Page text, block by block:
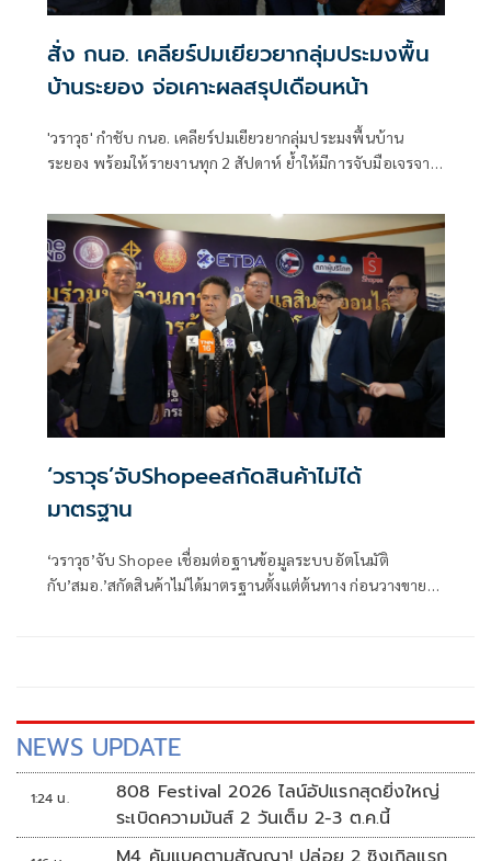
สั่ง กนอ. เคลียร์ปมเยียวยากลุ่มประมงพื้น
บ้านระยอง จ่อเคาะผลสรุปเดือนหน้า
'วราวุธ' กำชับ กนอ. เคลียร์ปมเยียวยากลุ่มประมงพื้นบ้าน
ระยอง พร้อมให้รายงานทุก 2 สัปดาห์ ย้ำให้มีการจับมือเจรจา
ไม่เป็นไปในทิศทางเดียวกัน ด้าน 'สุเมธ' รับลูกเร่งตรวจสิทธิเคาะ
ผลสรุปเดือนหน้า
‘วราวุธ’จับShopeeสกัดสินค้าไม่ได้
มาตรฐาน
‘วราวุธ’จับ Shopee เชื่อมต่อฐานข้อมูลระบบอัตโนมัติ
กับ’สมอ.’สกัดสินค้าไม่ได้มาตรฐานตั้งแต่ต้นทาง ก่อนวางขาย
NEWS UPDATE
1:24 น.
808 Festival 2026 ไลน์อัปแรกสุดยิ่งใหญ่
ระเบิดความมันส์ 2 วันเต็ม 2-3 ต.ค.นี้